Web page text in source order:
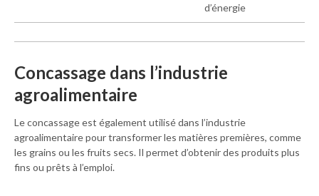
d’énergie
Concassage dans l’industrie
agroalimentaire
Le concassage est également utilisé dans l’industrie
agroalimentaire pour transformer les matières premières, comme
les grains ou les fruits secs. Il permet d’obtenir des produits plus
fins ou prêts à l’emploi.